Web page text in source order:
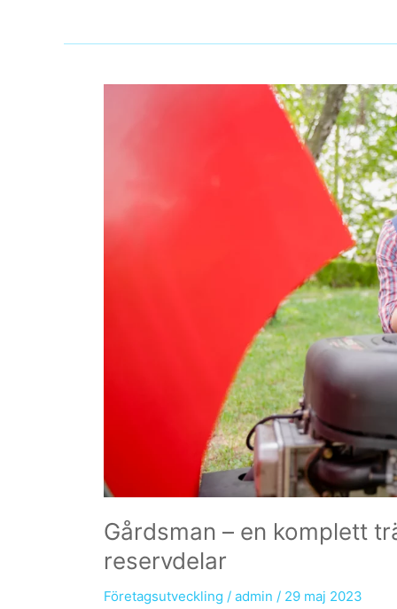
Profilföretag
märkesbyggnadens
Gårdsman – en komplett
reservdelar
Företagsutveckling / admin / 29 maj 2023